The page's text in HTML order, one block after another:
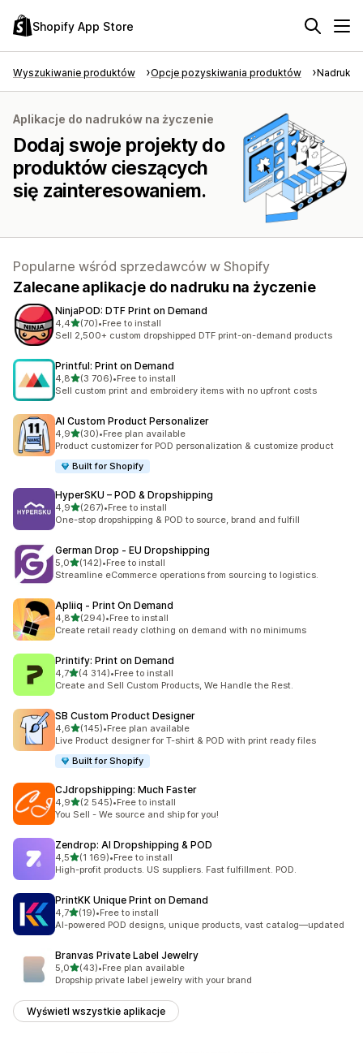
Shopify App Store
Wyszukiwanie produktów Opcje pozyskiwania produktów Nadruk
Aplikacje do nadruków na życzenie
Dodaj swoje projekty do
produktów cieszących
się zainteresowaniem.
Popularne wśród sprzedawców w Shopify
Zalecane aplikacje do nadruku na życzenie
NinjaPOD: DTF Print on Demand
4,4na 5 gwiazdek
(70)
Łączna liczba recenzji: 70
•Free to install
Sell 2,500+ custom dropshipped DTF print-on-demand products
Printful: Print on Demand
4,8na 5 gwiazdek
(3 706)
Łączna liczba recenzji: 3706
•Free to install
Sell custom print and embroidery items with no upfront costs
AI Custom Product Personalizer
4,9na 5 gwiazdek
(30)
Łączna liczba recenzji: 30
•Free plan available
Product customizer for POD personalization & customize product
Built for Shopify
HyperSKU – POD & Dropshipping
4,9na 5 gwiazdek
(267)
Łączna liczba recenzji: 267
•Free to install
One-stop dropshipping & POD to source, brand and fulfill
German Drop ‑ EU Dropshipping
5,0na 5 gwiazdek
(142)
Łączna liczba recenzji: 142
•Free to install
Streamline eCommerce operations from sourcing to logistics.
Apliiq ‑ Print On Demand
4,8na 5 gwiazdek
(294)
Łączna liczba recenzji: 294
•Free to install
Create retail ready clothing on demand with no minimums
Printify: Print on Demand
4,7na 5 gwiazdek
(4 314)
Łączna liczba recenzji: 4314
•Free to install
Create and Sell Custom Products, We Handle the Rest.
SB Custom Product Designer
4,6na 5 gwiazdek
(145)
Łączna liczba recenzji: 145
•Free plan available
Live Product designer for T-shirt & POD with print ready files
Built for Shopify
CJdropshipping: Much Faster
4,9na 5 gwiazdek
(2 545)
Łączna liczba recenzji: 2545
•Free to install
You Sell - We source and ship for you!
Zendrop: AI Dropshipping & POD
4,5na 5 gwiazdek
(1 169)
Łączna liczba recenzji: 1169
•Free to install
High-profit products. US suppliers. Fast fulfillment. POD.
PrintKK Unique Print on Demand
4,7na 5 gwiazdek
(19)
Łączna liczba recenzji: 19
•Free to install
AI-powered POD designs, unique products, vast catalog—updated
Branvas Private Label Jewelry
5,0na 5 gwiazdek
(43)
Łączna liczba recenzji: 43
•Free plan available
Dropship private label jewelry with your brand
Wyświetl wszystkie aplikacje